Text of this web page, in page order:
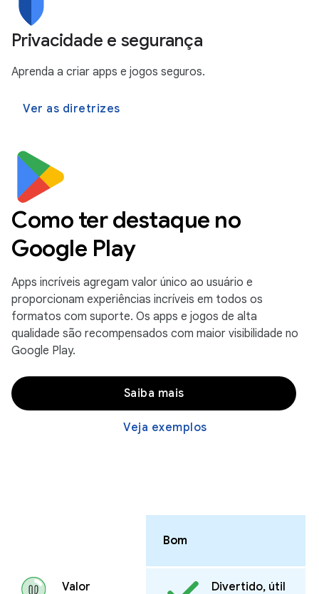
Privacidade e segurança
Aprenda a criar apps e jogos seguros.
Ver as diretrizes
Como ter destaque no
Google Play
Apps incríveis agregam valor único ao usuário e
proporcionam experiências incríveis em todos os
formatos com suporte. Os apps e jogos de alta
qualidade são recompensados com maior visibilidade no
Google Play.
Saiba mais
Veja exemplos
Bom
Valor Divertido, útil